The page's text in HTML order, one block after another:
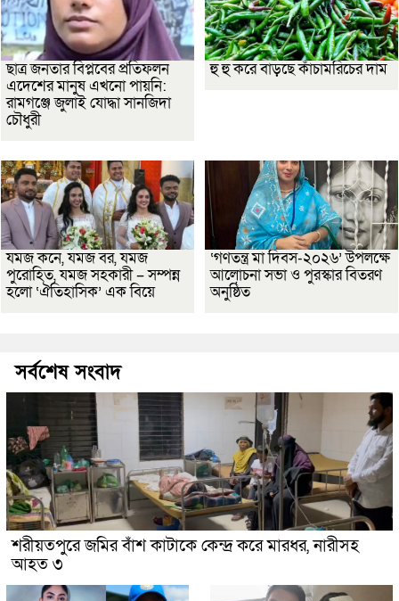
ছাত্র জনতার বিপ্লবের প্রতিফলন
এদেশের মানুষ এখনো পায়নি:
রামগঞ্জে জুলাই যোদ্ধা সানজিদা
চৌধুরী
হু হু করে বাড়ছে কাঁচামরিচের দাম
যমজ কনে, যমজ বর, যমজ
পুরোহিত, যমজ সহকারী – সম্পন্ন
হলো ‘ঐতিহাসিক’ এক বিয়ে
‘গণতন্ত্র মা দিবস-২০২৬’ উপলক্ষে
আলোচনা সভা ও পুরস্কার বিতরণ
অনুষ্ঠিত
সর্বশেষ সংবাদ
শরীয়তপুরে জমির বাঁশ কাটাকে কেন্দ্র করে মারধর, নারীসহ
আহত ৩